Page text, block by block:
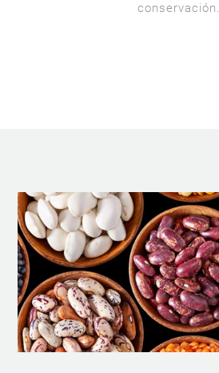
conservación.